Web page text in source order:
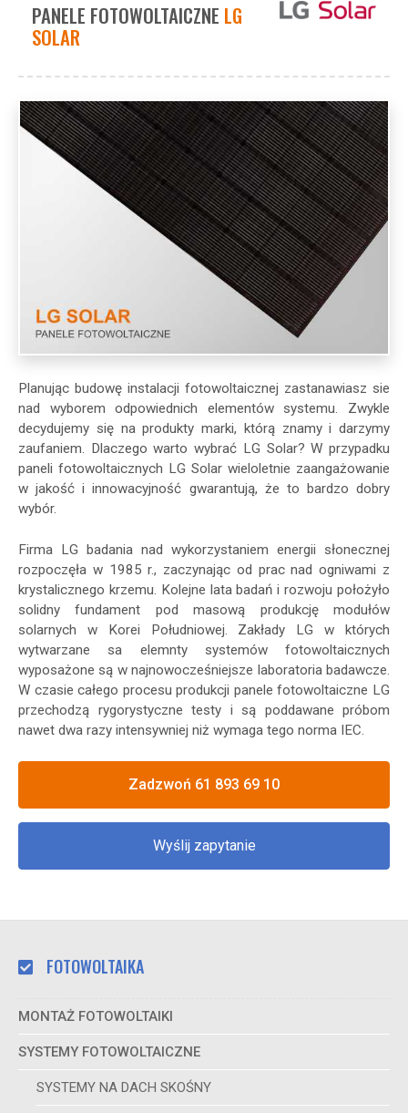
PANELE FOTOWOLTAICZNE LG
SOLAR
Planując budowę instalacji fotowoltaicznej zastanawiasz sie
nad wyborem odpowiednich elementów systemu. Zwykle
decydujemy się na produkty marki, którą znamy i darzymy
zaufaniem. Dlaczego warto wybrać LG Solar? W przypadku
paneli fotowoltaicznych LG Solar wieloletnie zaangażowanie
w jakość i innowacyjność gwarantują, że to bardzo dobry
wybór.
Firma LG badania nad wykorzystaniem energii słonecznej
rozpoczęła w 1985 r., zaczynając od prac nad ogniwami z
krystalicznego krzemu. Kolejne lata badań i rozwoju położyło
solidny fundament pod masową produkcję modułów
solarnych w Korei Południowej. Zakłady LG w których
wytwarzane sa elemnty systemów fotowoltaicznych
wyposażone są w najnowocześniejsze laboratoria badawcze.
W czasie całego procesu produkcji panele fotowoltaiczne LG
przechodzą rygorystyczne testy i są poddawane próbom
nawet dwa razy intensywniej niż wymaga tego norma IEC.
Zadzwoń 61 893 69 10
Wyślij zapytanie
FOTOWOLTAIKA
MONTAŻ FOTOWOLTAIKI
SYSTEMY FOTOWOLTAICZNE
SYSTEMY NA DACH SKOŚNY